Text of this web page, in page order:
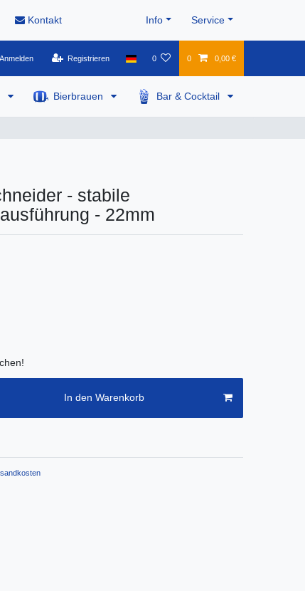
Kontakt Info Service
Anmelden Registrieren 0 0 0,00 €
Bierbrauen Bar & Cocktail
- stabile
- 22mm
In den Warenkorb